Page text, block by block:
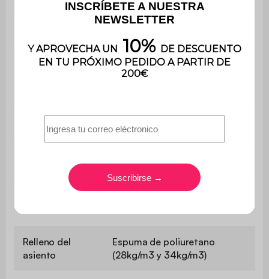
El producto se entrega
montado y embalado de
comprimido
Relleno del
asiento
Espuma de poliuretano
(28kg/m3 y 34kg/m3)